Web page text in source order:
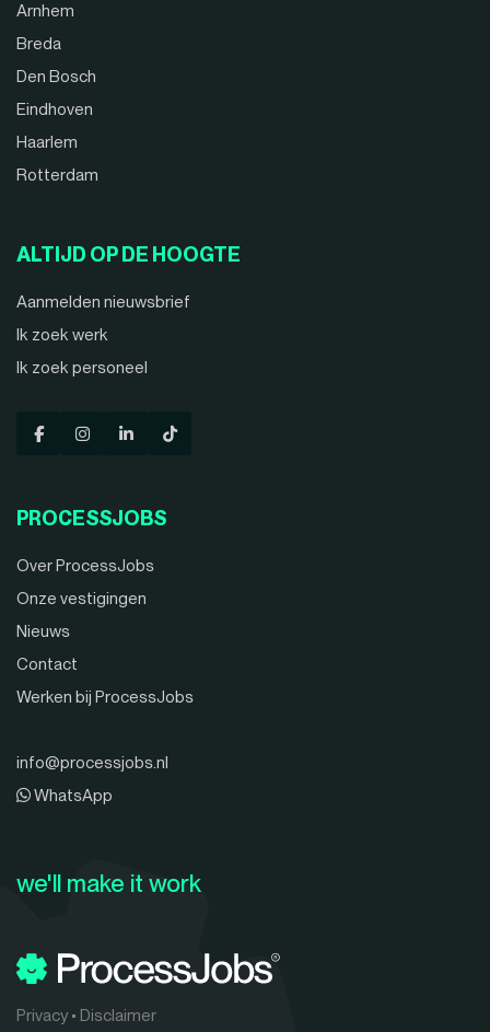
Arnhem
Breda
Den Bosch
Eindhoven
Haarlem
Rotterdam
ALTIJD OP DE HOOGTE
Aanmelden nieuwsbrief
Ik zoek werk
Ik zoek personeel
PROCESSJOBS
Over ProcessJobs
Onze vestigingen
Nieuws
Contact
Werken bij ProcessJobs
info@processjobs.nl
WhatsApp
Privacy• Disclaimer
we'll make it work